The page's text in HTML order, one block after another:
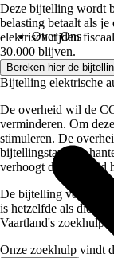
Over Ons
Deze bijtelling wordt
belasting betaalt als
elektrisch rijden
30.000 blijven.
Bereken hier de
Bijtelling elektrische
De overheid wil de
verminderen. Om
stimuleren. De
bijtellingstarief te
verhoogt de overheid
De bijtelling voor een
is hetzelfde als die
Vaartland's zoekhulp
Onze zoekhulp vindt